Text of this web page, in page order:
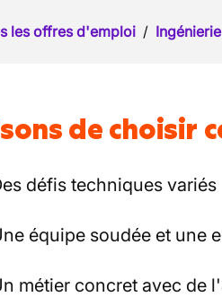
les offres d'emploi /
de choisir
défis techniques variés
équipe soudée et une
métier concret avec de